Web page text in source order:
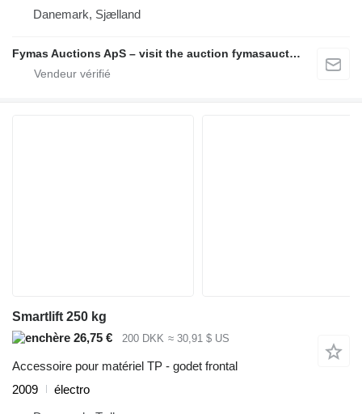
Danemark, Sjælland
Fymas Auctions ApS – visit the auction fymasauctions.dk
Smartlift 250 kg
26,75 €
200 DKK ≈ 30,91 $ US
Accessoire pour matériel TP - godet frontal
2009
électro